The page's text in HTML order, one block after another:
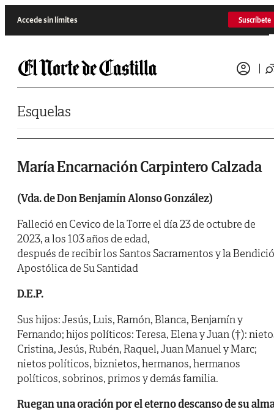
Accede sin límites Suscríbete
Esquelas
María Encarnación Carpintero Calzada
(Vda. de Don Benjamín Alonso González)
Falleció en Cevico de la Torre el día 23 de octubre de
2023, a los 103 años de edad,
después de recibir los Santos Sacramentos y la
Apostólica de Su Santidad
D.E.P.
Sus hijos: Jesús, Luis, Ramón, Blanca, Benjamín y
Fernando; hijos políticos: Teresa, Elena y Juan (†):
Cristina, Jesús, Rubén, Raquel, Juan Manuel y Marc;
nietos políticos, biznietos, hermanos, hermanos
políticos, sobrinos, primos y demás familia.
Ruegan una oración por el eterno descanso de su